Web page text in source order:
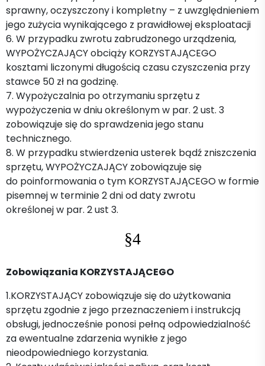
sprawny, oczyszczony i kompletny – z uwzględnieniem
jego zużycia wynikającego z prawidłowej eksploatacji
6. W przypadku zwrotu zabrudzonego urządzenia,
WYPOŻYCZAJĄCY obciąży KORZYSTAJĄCEGO
kosztami liczonymi długością czasu czyszczenia przy
stawce 50 zł na godzinę.
7. Wypożyczalnia po otrzymaniu sprzętu z
wypożyczenia w dniu określonym w par. 2 ust. 3
zobowiązuje się do sprawdzenia jego stanu
technicznego.
8. W przypadku stwierdzenia usterek bądź zniszczenia
sprzętu, WYPOŻYCZAJĄCY zobowiązuje się
do poinformowania o tym KORZYSTAJĄCEGO w formie
pisemnej w terminie 2 dni od daty zwrotu
określonej w par. 2 ust 3.
§4
Zobowiązania KORZYSTAJĄCEGO
1.KORZYSTAJĄCY zobowiązuje się do użytkowania
sprzętu zgodnie z jego przeznaczeniem i instrukcją
obsługi, jednocześnie ponosi pełną odpowiedzialność
za ewentualne zdarzenia wynikłe z jego
nieodpowiedniego korzystania.